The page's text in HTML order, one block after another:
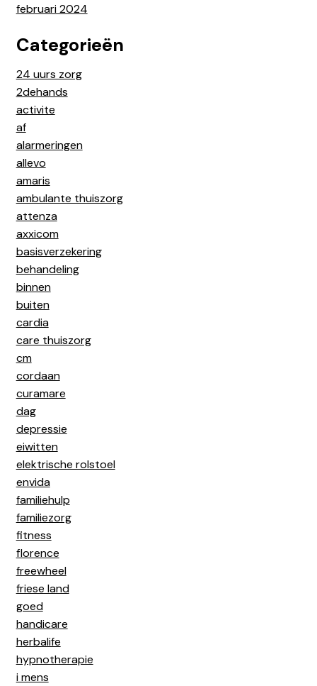
februari 2024
Categorieën
24 uurs zorg
2dehands
activite
af
alarmeringen
allevo
amaris
ambulante thuiszorg
attenza
axxicom
basisverzekering
behandeling
binnen
buiten
cardia
care thuiszorg
cm
cordaan
curamare
dag
depressie
eiwitten
elektrische rolstoel
envida
familiehulp
familiezorg
fitness
florence
freewheel
friese land
goed
handicare
herbalife
hypnotherapie
i mens